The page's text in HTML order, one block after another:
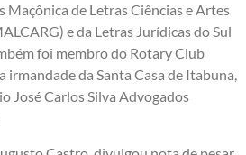
Maçônica de Letras Ciências e Artes
e da Letras Jurídicas do Sul
foi membro do Rotary Club
irmandade da Santa Casa de Itabuna,
José Carlos Silva Advogados